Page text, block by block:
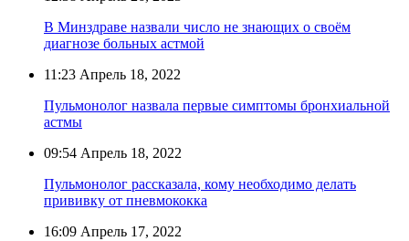
В Минздраве назвали число не знающих о своём
диагнозе больных астмой
11:23 Апрель 18, 2022
Пульмонолог назвала первые симптомы бронхиальной
астмы
09:54 Апрель 18, 2022
Пульмонолог рассказала, кому необходимо делать
прививку от пневмококка
16:09 Апрель 17, 2022